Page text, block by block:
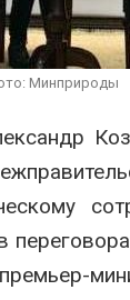
Минприроды
Панамский
судов из-
пресной
В